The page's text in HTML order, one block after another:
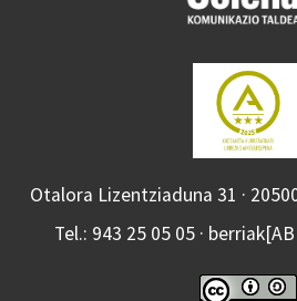
Otalora Lizentziaduna 31 ·
Tel.: 943 25 05 05 ·